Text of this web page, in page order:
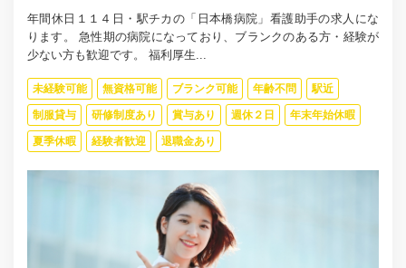
年間休日１１４日・駅チカの「日本橋病院」看護助手の求人にな
ります。 急性期の病院になっており、ブランクのある方・経験が
少ない方も歓迎です。 福利厚生...
未経験可能 無資格可能 ブランク可能 年齢不問 駅近
制服貸与 研修制度あり 賞与あり 週休２日 年末年始休暇
夏季休暇 経験者歓迎 退職金あり